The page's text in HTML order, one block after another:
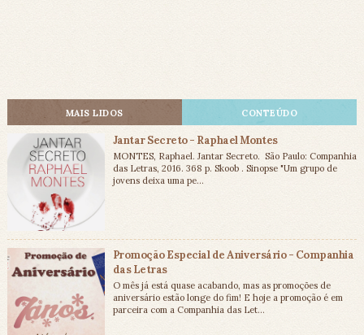
MAIS LIDOS CONTEÚDO
Jantar Secreto - Raphael Montes
MONTES, Raphael. Jantar Secreto. São Paulo: Companhia
das Letras, 2016. 368 p. Skoob . Sinopse "Um grupo de
jovens deixa uma pe...
Promoção Especial de Aniversário - Companhia
das Letras
O mês já está quase acabando, mas as promoções de
aniversário estão longe do fim! E hoje a promoção é em
parceira com a Companhia das Let...